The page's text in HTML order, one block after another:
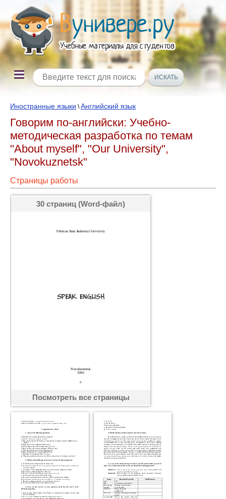
Иностранные языки \Английский язык
Говорим по-английски: Учебно-
методическая разработка по темам
"About myself", "Our University",
"Novokuznetsk"
Страницы работы
30 страниц (Word-файл)
Посмотреть все страницы